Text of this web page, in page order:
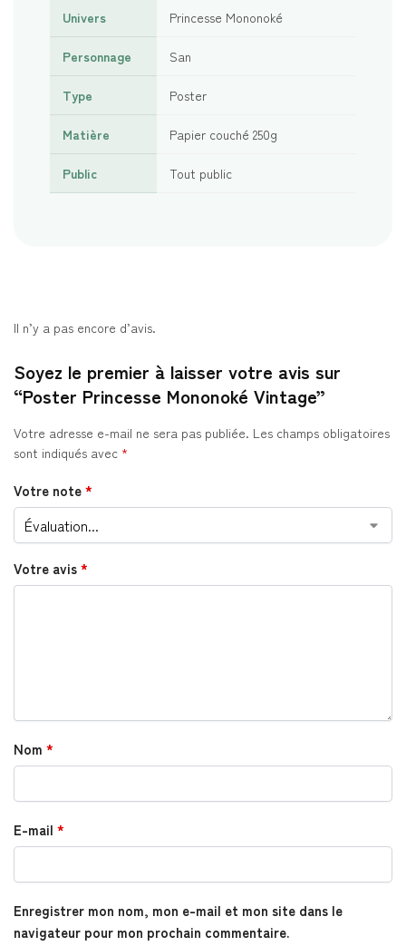
Univers Princesse Mononoké
Personnage San
Type Poster
Matière Papier couché 250g
Public Tout public
Il n’y a pas encore d’avis.
Soyez le premier à laisser votre avis sur
“Poster Princesse Mononoké Vintage”
Votre adresse e-mail ne sera pas publiée. Les champs obligatoires
sont indiqués avec *
Votre note*
Votre avis*
Nom *
E-mail *
Enregistrer mon nom, mon e-mail et mon site dans le
navigateur pour mon prochain commentaire.